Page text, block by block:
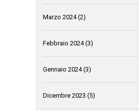
Marzo 2024(2)
Febbraio 2024(3)
Gennaio 2024(3)
Dicembre 2023 (5)